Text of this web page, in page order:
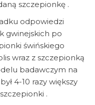
szczepionkę .
odpowiedzi
gwinejskich po
świńskiego
wraz z szczepionką
badawczym na
4-10 razy większy
.